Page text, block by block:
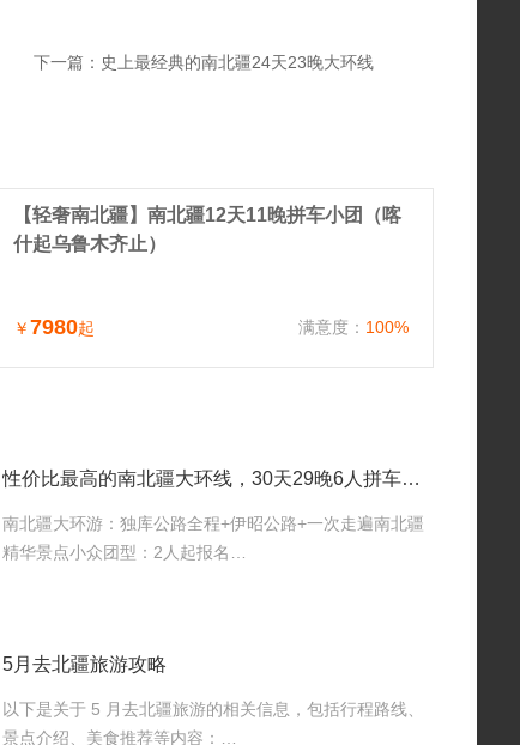
下一篇： 史上最经典的南北疆24天23晚大环线
【轻奢南北疆】南北疆12天11晚拼车小团（喀
什起乌鲁木齐止）
￥7980起 满意度： 100%
性价比最高的南北疆大环线，30天29晚6人拼车小团，值得推荐
南北疆大环游：独库公路全程+伊昭公路+一次走遍南北疆
精华景点小众团型：2人起报名…
5月去北疆旅游攻略
以下是关于 5 月去北疆旅游的相关信息，包括行程路线、
景点介绍、美食推荐等内容：…